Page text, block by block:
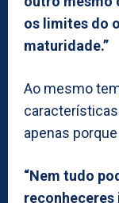
os limites do
maturidade.”
Ao mesmo
apenas
“Nem tudo
reconheceres